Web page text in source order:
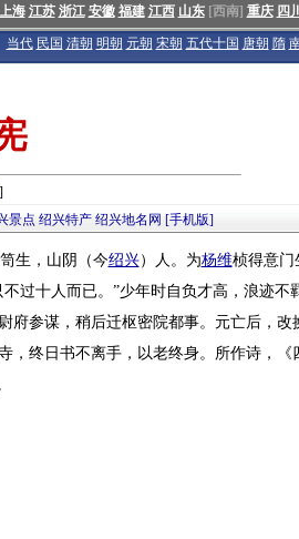
上海 江苏 浙江 安徽 福建 江西 山东[西南] 重庆 四川
当代 民国 清朝 明朝 元朝 宋朝 五代十国 唐朝 隋
]
景点 绍兴特产 绍兴地名网 [手机版]
生，山阴（今绍兴）人。为杨维桢得意门
过十人而已。”少年时自负才高，浪迹不
府参谋，稍后迁枢密院都事。元亡后，改
，终日书不离手，以老终身。所作诗，《